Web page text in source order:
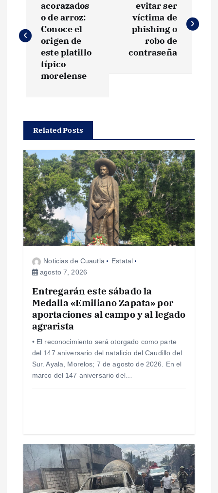
v
c
ó
n
d
e
s
acorazados
o de arroz:
Conoce el
origen de
este platillo
típico
morelense
evitar ser
víctima de
phishing o
robo de
contraseña
Related Posts
Noticias de Cuautla
Estatal
agosto 7, 2026
Entregarán este sábado la
Medalla «Emiliano Zapata» por
aportaciones al campo y al legado
agrarista
• El reconocimiento será otorgado como parte
del 147 aniversario del natalicio del Caudillo del
Sur. Ayala, Morelos; 7 de agosto de 2026. En el
marco del 147 aniversario del…